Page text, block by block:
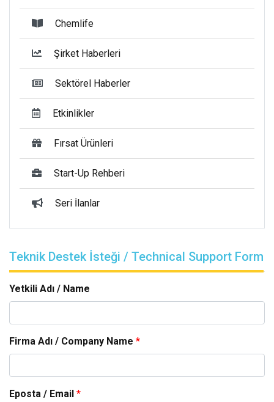
Chemlife
Şirket Haberleri
Sektörel Haberler
Etkinlikler
Fırsat Ürünleri
Start-Up Rehberi
Seri İlanlar
Teknik Destek İsteği / Technical Support Form
Yetkili Adı / Name
Firma Adı / Company Name *
Eposta / Email *